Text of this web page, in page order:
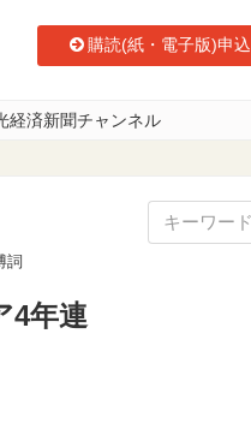
購読(紙・電子版)申込
経済新聞チャンネル
詞
4年連